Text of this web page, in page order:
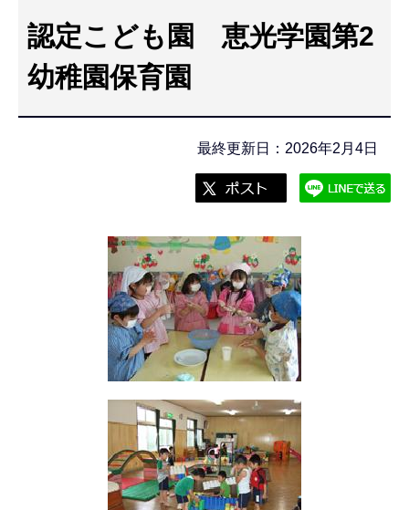
認定こども園 恵光学園第2
幼稚園保育園
最終更新日：2026年2月4日